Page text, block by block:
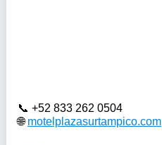
+52 833 262 0504
motelplazasurtampico.com